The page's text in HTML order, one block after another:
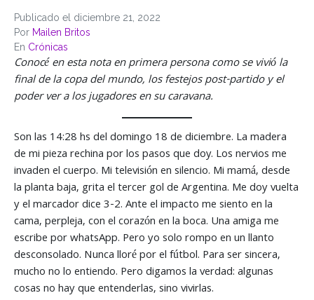
Publicado el diciembre 21, 2022
Por Mailen Britos
En Crónicas
Conocé en esta nota en primera persona como se vivió la
final de la copa del mundo, los festejos post-partido y el
poder ver a los jugadores en su caravana.
Son las 14:28 hs del domingo 18 de diciembre. La madera
de mi pieza rechina por los pasos que doy. Los nervios me
invaden el cuerpo. Mi televisión en silencio. Mi mamá, desde
la planta baja, grita el tercer gol de Argentina. Me doy vuelta
y el marcador dice 3-2. Ante el impacto me siento en la
cama, perpleja, con el corazón en la boca. Una amiga me
escribe por whatsApp. Pero yo solo rompo en un llanto
desconsolado. Nunca lloré por el fútbol. Para ser sincera,
mucho no lo entiendo. Pero digamos la verdad: algunas
cosas no hay que entenderlas, sino vivirlas.